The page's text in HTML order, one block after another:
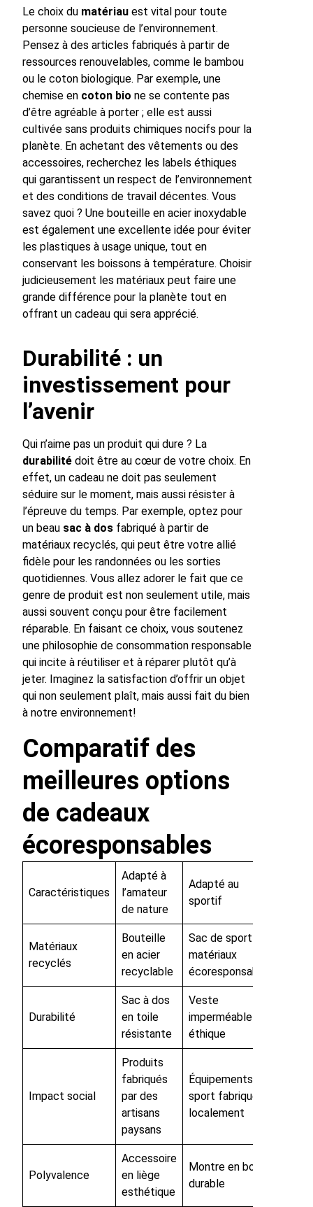
Le choix du matériau est vital pour toute
personne soucieuse de l’environnement.
Pensez à des articles fabriqués à partir de
ressources renouvelables, comme le bambou
ou le coton biologique. Par exemple, une
chemise en coton bio ne se contente pas
d’être agréable à porter ; elle est aussi
cultivée sans produits chimiques nocifs pour la
planète. En achetant des vêtements ou des
accessoires, recherchez les labels éthiques
qui garantissent un respect de l’environnement
et des conditions de travail décentes. Vous
savez quoi ? Une bouteille en acier inoxydable
est également une excellente idée pour éviter
les plastiques à usage unique, tout en
conservant les boissons à température. Choisir
judicieusement les matériaux peut faire une
grande différence pour la planète tout en
offrant un cadeau qui sera apprécié.
Durabilité : un
investissement pour
l’avenir
Qui n’aime pas un produit qui dure ? La
durabilité doit être au cœur de votre choix. En
effet, un cadeau ne doit pas seulement
séduire sur le moment, mais aussi résister à
l’épreuve du temps. Par exemple, optez pour
un beau sac à dos fabriqué à partir de
matériaux recyclés, qui peut être votre allié
fidèle pour les randonnées ou les sorties
quotidiennes. Vous allez adorer le fait que ce
genre de produit est non seulement utile, mais
aussi souvent conçu pour être facilement
réparable. En faisant ce choix, vous soutenez
une philosophie de consommation responsable
qui incite à réutiliser et à réparer plutôt qu’à
jeter. Imaginez la satisfaction d’offrir un objet
qui non seulement plaît, mais aussi fait du bien
à notre environnement!
Comparatif des
meilleures options
de cadeaux
écoresponsables
Caractéristiques
Adapté à
l’amateur
de nature
Adapté au
sportif
Matériaux
recyclés
Bouteille
en acier
recyclable
Sac de sport en
matériaux
écoresponsables
Durabilité
Sac à dos
en toile
résistante
Veste
imperméable et
éthique
Impact social
Produits
fabriqués
par des
artisans
paysans
Équipements de
sport fabriqués
localement
Polyvalence
Accessoire
en liège
esthétique
Montre en bois
durable